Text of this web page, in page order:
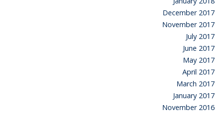
December 2017
November 2017
July 2017
June 2017
May 2017
April 2017
March 2017
January 2017
November 2016